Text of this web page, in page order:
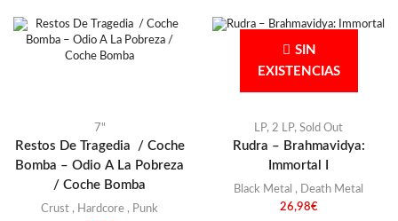
7"
Restos De Tragedia / Coche
Bomba – Odio A La Pobreza
/ Coche Bomba
Crust , Hardcore , Punk
SIN
EXISTENCIAS
LP, 2 LP, Sold Out
Rudra – Brahmavidya:
Immortal I
Black Metal , Death Metal
26,98€